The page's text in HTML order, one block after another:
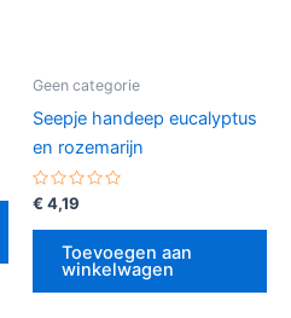
Geen categorie
Seepje handeep eucalyptus
en rozemarijn
Gewaardeerd
0
uit
€ 4,19
Toevoegen aan
winkelwagen